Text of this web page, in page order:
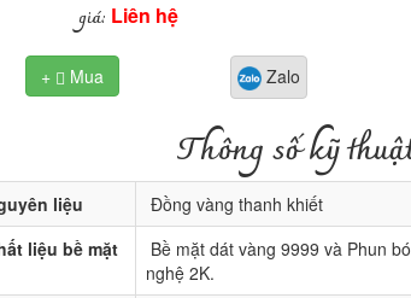
giá: Liên hệ
+  Mua Zalo
Thông số kỹ
liệu
Đồng vàng thanh khiết
liệu bề mặt
Bề mặt dát vàng 9999 và Phun
nghệ 2K.